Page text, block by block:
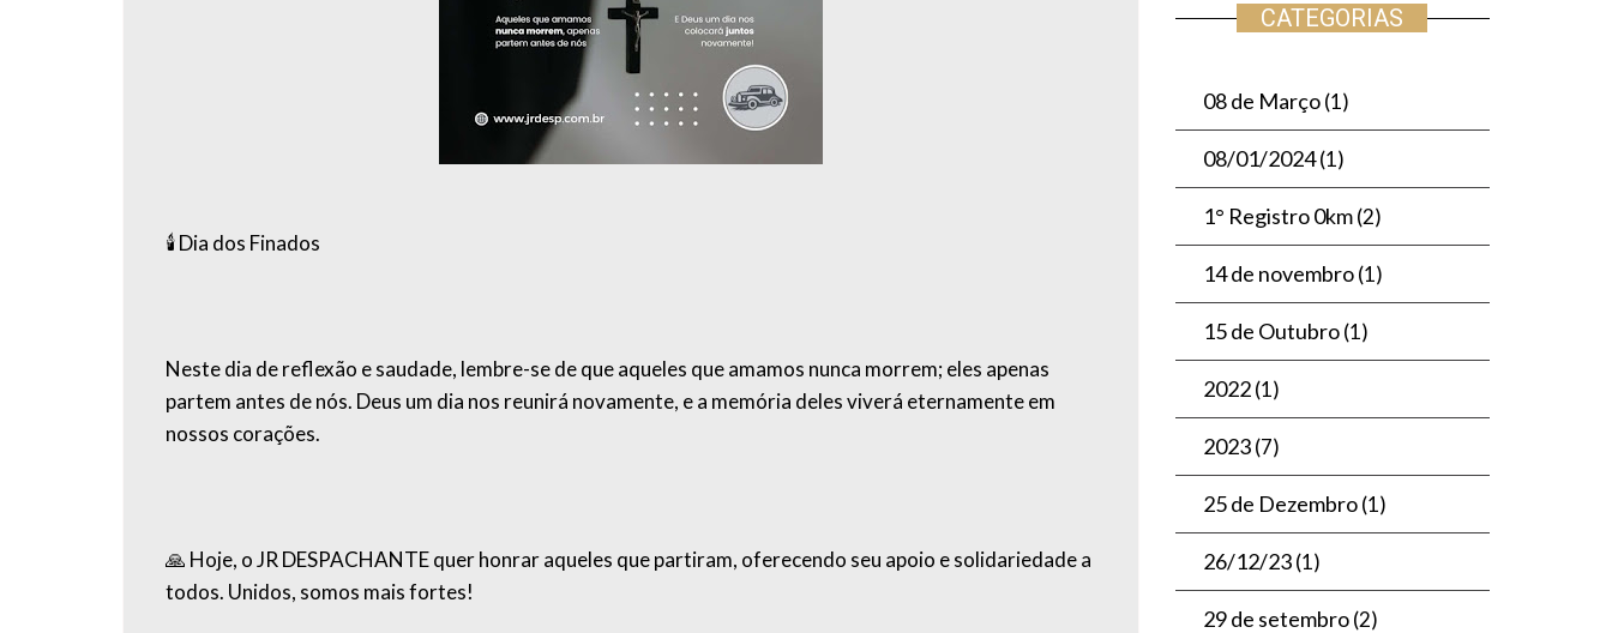
🕯️ Dia dos Finados
Neste dia de reflexão e saudade, lembre-se de que aqueles que amamos nunca morrem; eles apenas
partem antes de nós. Deus um dia nos reunirá novamente, e a memória deles viverá eternamente em
nossos corações.
🙏 Hoje, o JR DESPACHANTE quer honrar aqueles que partiram, oferecendo seu apoio e solidariedade a
todos. Unidos, somos mais fortes!
CATEGORIAS
08 de Março (1)
08/01/2024 (1)
1° Registro 0km (2)
14 de novembro (1)
15 de Outubro (1)
2022 (1)
2023 (7)
25 de Dezembro (1)
26/12/23 (1)
29 de setembro (2)